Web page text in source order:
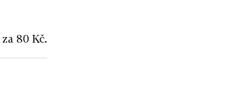
za 80 Kč.